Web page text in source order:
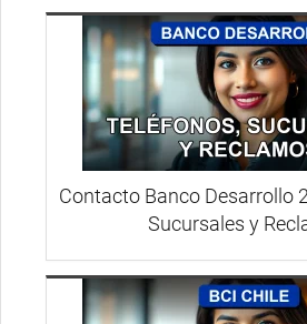
Contacto Banco Desarrollo
Sucursales y